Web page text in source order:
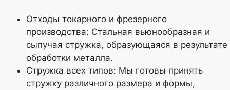
Отходы токарного и фрезерного
производства: Стальная вьюнообразная и
сыпучая стружка, образующаяся в результате
обработки металла.
Стружка всех типов: Мы готовы принять
стружку различного размера и формы,